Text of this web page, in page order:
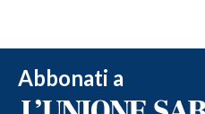
Abbonati a